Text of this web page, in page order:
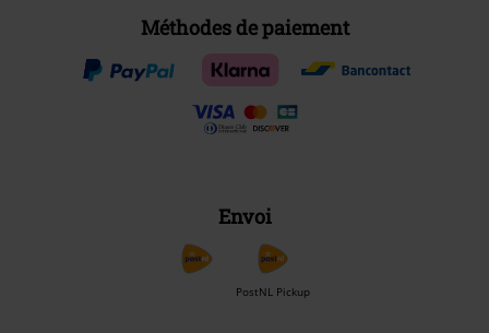
Méthodes de paiement
Envoi
PostNL Pickup